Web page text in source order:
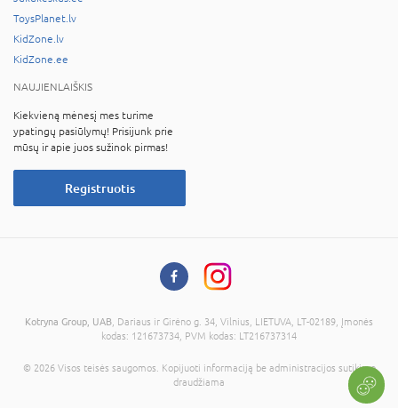
ToysPlanet.lv
KidZone.lv
KidZone.ee
NAUJIENLAIŠKIS
Kiekvieną mėnesį mes turime
ypatingų pasiūlymų! Prisijunk prie
mūsų ir apie juos sužinok pirmas!
Registruotis
Kotryna Group, UAB , Dariaus ir Girėno g. 34, Vilnius, LIETUVA, LT-02189, Įmonės
kodas: 121673734, PVM kodas: LT216737314
© 2026 Visos teisės saugomos. Kopijuoti informaciją be administracijos sutikimo
draudžiama